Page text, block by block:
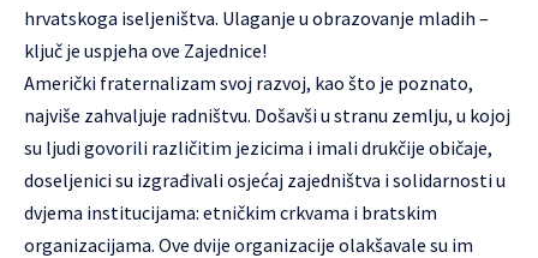
hrvatskoga iseljeništva. Ulaganje u obrazovanje mladih –
ključ je uspjeha ove Zajednice!
Američki fraternalizam svoj razvoj, kao što je poznato,
najviše zahvaljuje radništvu. Došavši u stranu zemlju, u kojoj
su ljudi govorili različitim jezicima i imali drukčije običaje,
doseljenici su izgrađivali osjećaj zajedništva i solidarnosti u
dvjema institucijama: etničkim crkvama i bratskim
organizacijama. Ove dvije organizacije olakšavale su im